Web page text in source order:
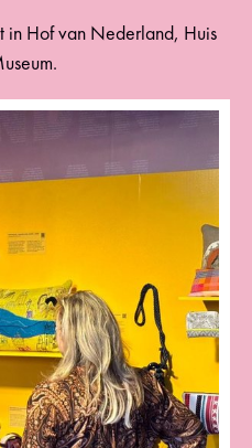
in Hof van Nederland, Huis